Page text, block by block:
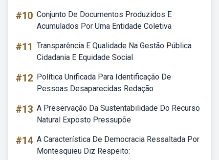
#10 Conjunto De Documentos Produzidos E
Acumulados Por Uma Entidade Coletiva
#11 Transparência E Qualidade Na Gestão Pública
Cidadania E Equidade Social
#12 Política Unificada Para Identificação De
Pessoas Desaparecidas Redação
#13 A Preservação Da Sustentabilidade Do Recurso
Natural Exposto Pressupõe
#14 A Característica De Democracia Ressaltada Por
Montesquieu Diz Respeito: